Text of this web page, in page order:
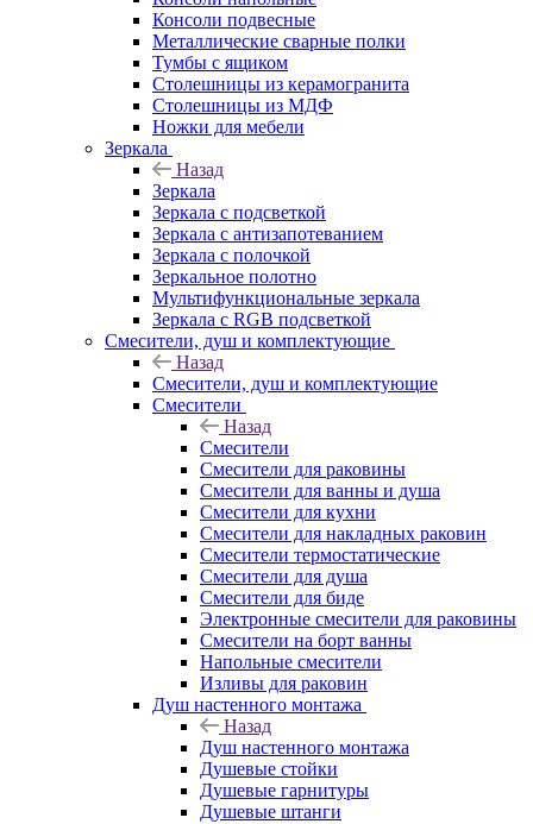
Консоли подвесные
Металлические сварные полки
Тумбы с ящиком
Столешницы из керамогранита
Столешницы из МДФ
Ножки для мебели
Зеркала
Назад
Зеркала
Зеркала с подсветкой
Зеркала с антизапотеванием
Зеркала с полочкой
Зеркальное полотно
Мультифункциональные зеркала
Зеркала c RGB подсветкой
Смесители, душ и комплектующие
Назад
Смесители, душ и комплектующие
Смесители
Назад
Смесители
Смесители для раковины
Смесители для ванны и душа
Смесители для кухни
Смесители для накладных раковин
Смесители термостатические
Смесители для душа
Смесители для биде
Электронные смесители для раковины
Смесители на борт ванны
Напольные смесители
Изливы для раковин
Душ настенного монтажа
Назад
Душ настенного монтажа
Душевые стойки
Душевые гарнитуры
Душевые штанги